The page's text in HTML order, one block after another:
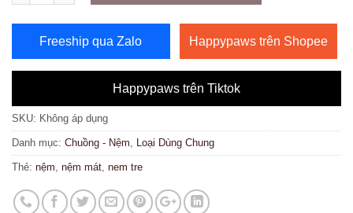
Freeship qua Zalo Happypaws trên Shopee
Happypaws trên Tiktok
SKU: Không áp dụng
Danh mục: Chuồng - Nệm, Loại Dùng Chung
Thẻ: nệm, nệm mát, nem tre